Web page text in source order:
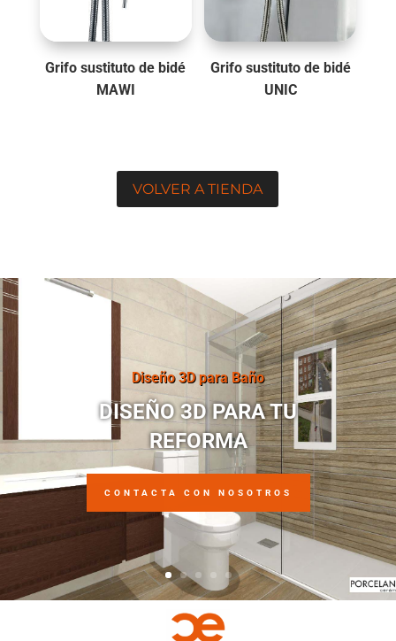
Grifo sustituto de bidé
MAWI
Grifo sustituto de bidé
UNIC
VOLVER A TIENDA
Diseño 3D para Baño
DISEÑO 3D PARA TU
REFORMA
CONTACTA CON NOSOTROS